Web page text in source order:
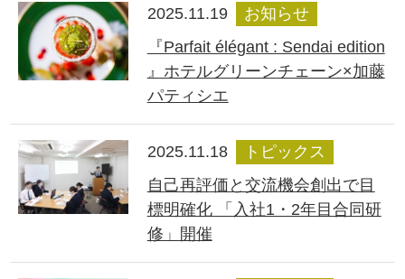
2025.11.19
お知らせ
『Parfait élégant : Sendai edition
』ホテルグリーンチェーン×加藤
パティシエ
2025.11.18
トピックス
自己再評価と交流機会創出で目
標明確化 「入社1・2年目合同研
修」開催